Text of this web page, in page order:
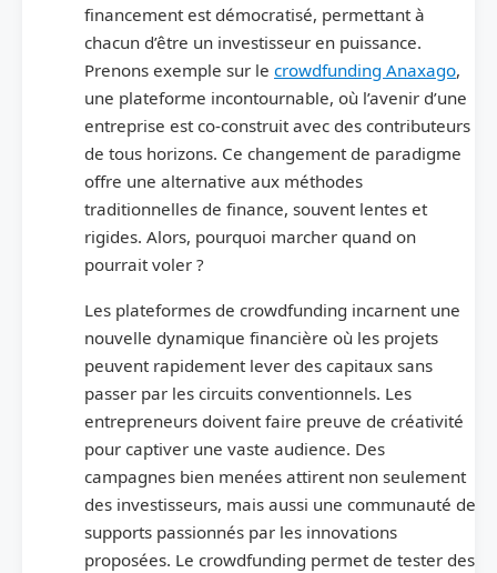
financement est démocratisé, permettant à
chacun d’être un investisseur en puissance.
Prenons exemple sur le crowdfunding Anaxago,
une plateforme incontournable, où l’avenir d’une
entreprise est co-construit avec des contributeurs
de tous horizons. Ce changement de paradigme
offre une alternative aux méthodes
traditionnelles de finance, souvent lentes et
rigides. Alors, pourquoi marcher quand on
pourrait voler ?
Les plateformes de crowdfunding incarnent une
nouvelle dynamique financière où les projets
peuvent rapidement lever des capitaux sans
passer par les circuits conventionnels. Les
entrepreneurs doivent faire preuve de créativité
pour captiver une vaste audience. Des
campagnes bien menées attirent non seulement
des investisseurs, mais aussi une communauté de
supports passionnés par les innovations
proposées. Le crowdfunding permet de tester des